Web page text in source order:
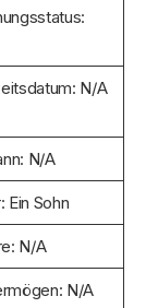
N/A
N/A
Ein Sohn
N/A
N/A